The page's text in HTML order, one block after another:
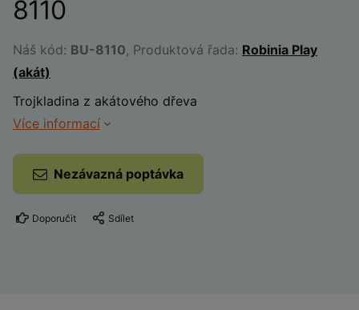
8110
Náš kód: BU-8110, Produktová řada: Robinia Play
(akát)
Trojkladina z akátového dřeva
Více informací
Nezávazná poptávka
Doporučit Sdílet